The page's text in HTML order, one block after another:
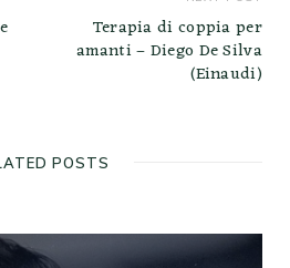
Terapia di coppia per
amanti – Diego De Silva
(Einaudi)
POSTS